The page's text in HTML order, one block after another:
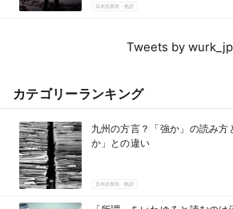
日本語表現・熟語
Tweets by wurk_jp
カテゴリーランキング
九州の方言？「強か」の読み方
か」との違い
日本語表現・熟語